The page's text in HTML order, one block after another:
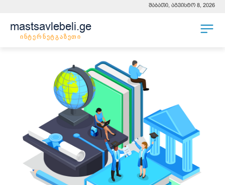
შაბათი, აგვისტო 8, 2026
mastsavlebeli.ge
ინტერნეტგაზეთი